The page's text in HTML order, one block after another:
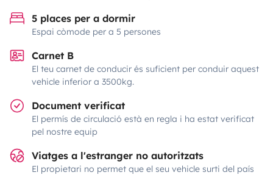
5 places per a dormir
Espai còmode per a 5 persones
Carnet B
El teu carnet de conducir és suficient per conduir aquest
vehicle inferior a 3500kg.
Document verificat
El permís de circulació està en regla i ha estat verificat
pel nostre equip
Viatges a l'estranger no autoritzats
El propietari no permet que el seu vehicle surti del país